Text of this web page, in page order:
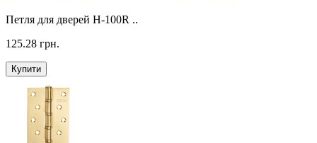
Петля для дверей H-100R ..
125.28 грн.
Купити